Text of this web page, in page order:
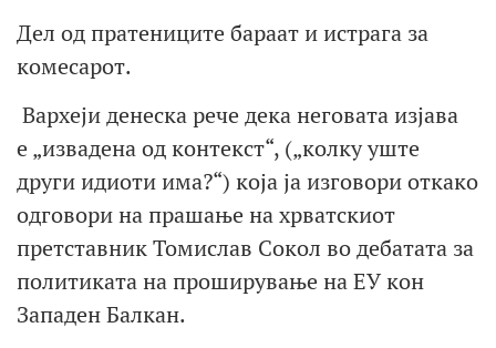
Дел од пратениците бараат и истрага за
комесарот.
Вархеји денеска рече дека неговата изјава
е „извадена од контекст“, („колку уште
други идиоти има?“) која ја изговори откако
одговори на прашање на хрватскиот
претставник Томислав Сокол во дебатата за
политиката на проширување на ЕУ кон
Западен Балкан.